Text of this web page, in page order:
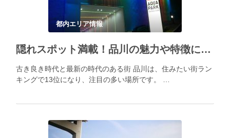
都内エリア情報
隠れスポット満載！品川の魅力や特徴について解説！
古き良き時代と最新の時代のある街 品川は、住みたい街ラン
キングで13位になり、注目の多い場所です。 …